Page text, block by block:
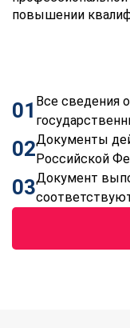
повышении
01 Все сведения
02Документы
Российской
03Документ